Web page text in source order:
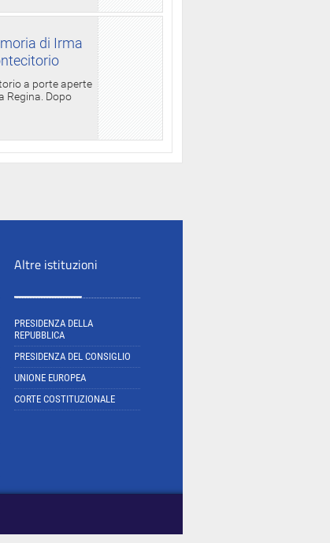
di Irma
a porte aperte
Regina. Dopo
Altre istituzioni
PRESIDENZA DELLA
REPUBBLICA
PRESIDENZA DEL CONSIGLIO
UNIONE EUROPEA
CORTE COSTITUZIONALE